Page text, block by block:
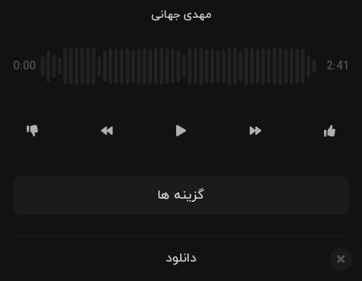
مهدی جهانی
0:00 2:41
گزینه ها
دانلود